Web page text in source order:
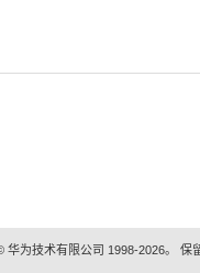
华为技术有限公司 1998-2026。 保